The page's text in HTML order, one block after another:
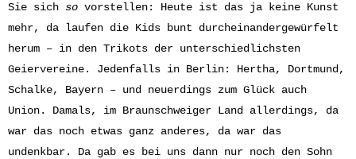
Sie sich so vorstellen: Heute ist das ja keine Kunst
mehr, da laufen die Kids bunt durcheinandergewürfelt
herum – in den Trikots der unterschiedlichsten
Geiervereine. Jedenfalls in Berlin: Hertha, Dortmund,
Schalke, Bayern – und neuerdings zum Glück auch
Union. Damals, im Braunschweiger Land allerdings, da
war das noch etwas ganz anderes, da war das
undenkbar. Da gab es bei uns dann nur noch den Sohn